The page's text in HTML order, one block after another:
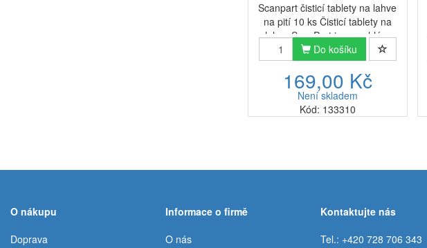
Scanpart čisticí tablety na lahve
na pití 10 ks Čisticí tablety na
lahve ScanPart jsou rychlé a
bezpečné řešení pro každého,
komu záleží na hygieně své
lahve na pití. Jedna tableta
rozpuštěná v teplé ...
Do košíku
169,00 Kč
Není skladem
Kód: 133310
O nákupu
Doprava
Informace o firmě
O nás
Kontaktujte nás
Tel.: +420 728 706 343